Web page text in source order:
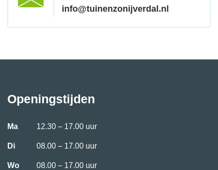
info@tuinenzonijverdal.nl
Openingstijden
Ma 12.30 – 17.00 uur
Di 08.00 – 17.00 uur
Wo 08.00 – 17.00 uur